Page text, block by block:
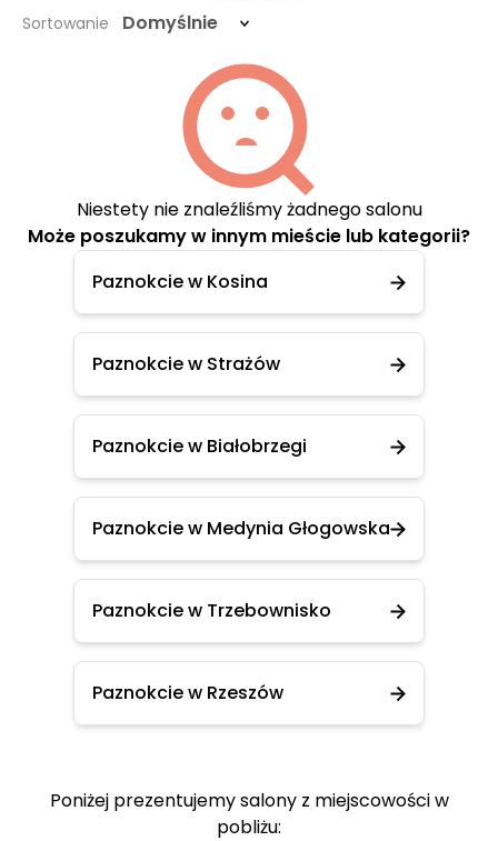
Sortowanie Domyślnie
Niestety nie znaleźliśmy żadnego salonu
Może poszukamy w innym mieście lub kategorii?
Paznokcie w Kosina
Paznokcie w Strażów
Paznokcie w Białobrzegi
Paznokcie w Medynia Głogowska
Paznokcie w Trzebownisko
Paznokcie w Rzeszów
Poniżej prezentujemy salony z miejscowości w
pobliżu: